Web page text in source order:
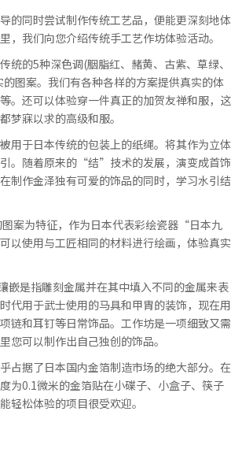
的同时尝试制作传统工艺品，便能更深刻地体
，我们向您介绍传统手工艺作坊体验活动。
的5种深色调(胭脂红、赭黄、古紫、草绿、
图案。我们有各种各样的方案提供真实的体
。还可以体验穿一件真正的加贺友禅和服，这
梦寐以求的高级和服。
用于日本传统的包装上的纸绳。将其作为立体
。随着原来的“结”技术的发展，演变成首饰
制作金泽独有可爱的饰品的同时，学习水引结
案为特征，作为日本代表彩绘瓷器“日本九
以使用与工匠相同的材料进行绘画，体验真实
是指雕刻金属并在其中填入不同的金属来表
代用于武士使用的马具和甲胄的装饰，现在用
链和耳钉等日常饰品。工作坊是一项细致又需
您可以制作出自己独创的饰品。
占据了日本国内金箔制造市场的绝大部分。在
为0.1微米的金箔贴在小碟子、小盒子、筷子
轻松体验的项目很受欢迎。